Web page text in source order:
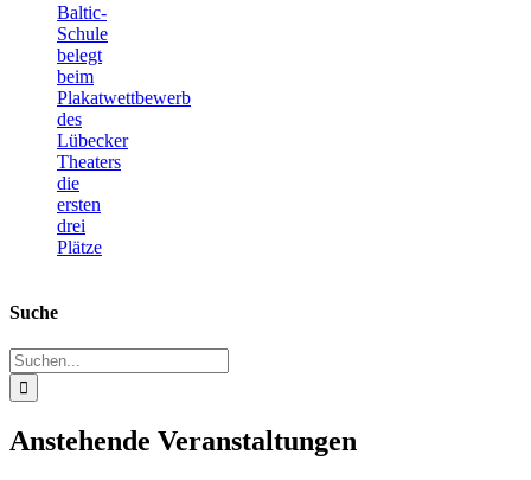
Baltic-
Schule
belegt
beim
Plakatwettbewerb
des
Lübecker
Theaters
die
ersten
drei
Plätze
Suche
Suche
nach:
Anstehende Veranstaltungen